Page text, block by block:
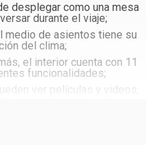
desplegar como una mesa
durante el viaje;
medio de asientos tiene su
del clima;
el interior cuenta con 11
funcionalidades;
ver películas y videos,